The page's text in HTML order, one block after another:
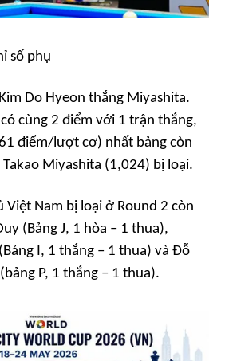
số phụ
Do Hyeon thắng Miyashita.
cùng 2 điểm với 1 trận thắng,
điểm/lượt cơ) nhất bảng còn
Miyashita (1,024) bị loại.
Việt Nam bị loại ở Round 2 còn
(Bảng J, 1 hòa – 1 thua),
I, 1 thắng – 1 thua) và Đỗ
P, 1 thắng – 1 thua).